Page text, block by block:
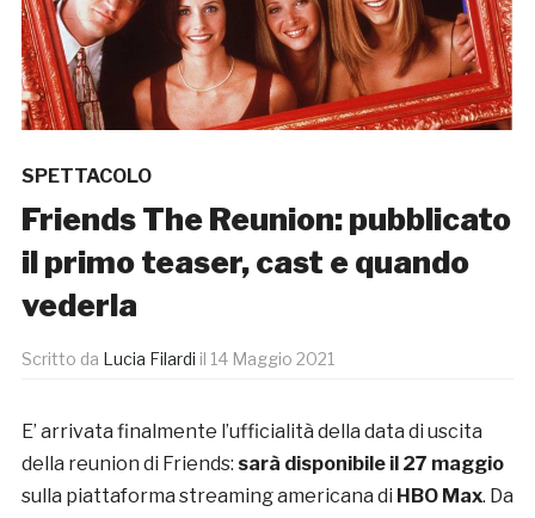
SPETTACOLO
Friends The Reunion: pubblicato
il primo teaser, cast e quando
vederla
Scritto da Lucia Filardi il 14 Maggio 2021
E’ arrivata finalmente l’ufficialità della data di uscita
della reunion di Friends: sarà disponibile il 27 maggio
sulla piattaforma streaming americana di HBO Max. Da